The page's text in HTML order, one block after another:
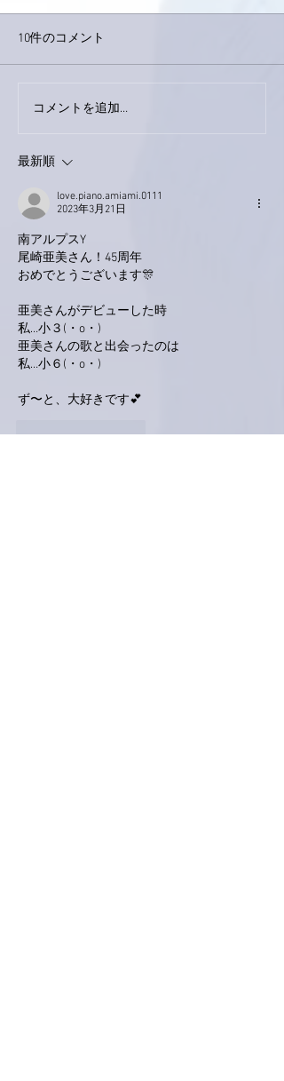
9月23日「amiism」リリー
10件のコメント
コメントを追加…
最新順
love.piano.amiami.0111
2023年3月21日
南アルプスY
尾崎亜美さん！45周年
おめでとうございます🎊
亜美さんがデビューした時
私…小３(・o・)
亜美さんの歌と出会ったのは
私…小６(・o・)
ず〜と、大好きです💕